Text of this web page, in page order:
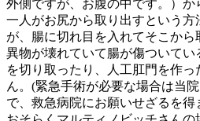
外側ですが、お腹の中です。）か
一人がお尻から取り出すという
が、腸に切れ目を入れてそこから
異物が壊れていて腸が傷ついて
を切り取ったり、人工肛門を作
ん。(緊急手術が必要な場合は当
で、救急病院にお願いせざるを得